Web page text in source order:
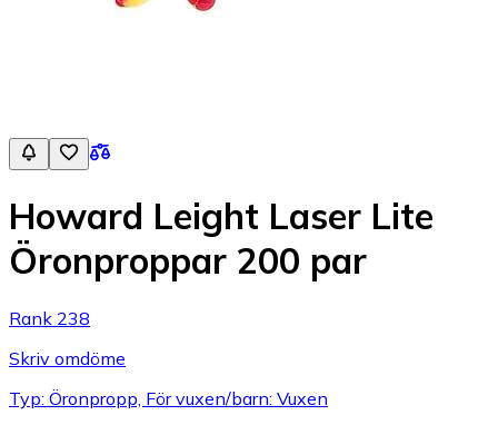
Howard Leight Laser Lite
Öronproppar 200 par
Rank 238
Skriv omdöme
Typ: Öronpropp, För vuxen/barn: Vuxen